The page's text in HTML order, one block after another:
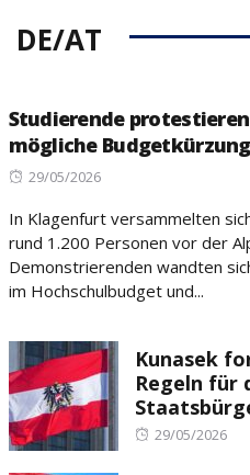
DE/AT
Studierende
mögliche
Posted
29/05/2026
In Klagenfurt versammelten
rund 1.200 Personen vor der
Demonstrierenden wandten
im Hochschulbudget und...
Kunasek
Regeln für
Posted
29/05/2026